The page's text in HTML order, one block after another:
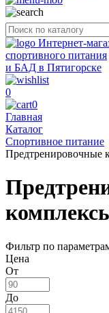
Интернет-
спортивного питания
и БАД в Пятигорске
0
0
Главная
Каталог
Спортивное питание
Предтренировочные
Фильтр по
Цена
От
До